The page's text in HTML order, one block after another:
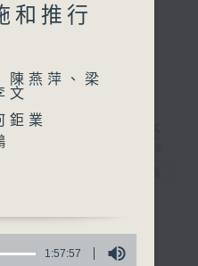
由
和推行
陳燕萍、梁
文
鉅業
1:57:57